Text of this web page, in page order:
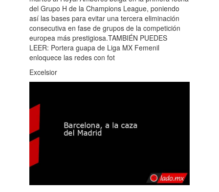
del Grupo H de la Champions League, poniendo
así las bases para evitar una tercera eliminación
consecutiva en fase de grupos de la competición
europea más prestigiosa.TAMBIÉN PUEDES
LEER: Portera guapa de Liga MX Femenil
enloquece las redes con fot
Excelsior